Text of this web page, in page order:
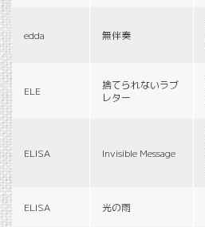
edda 無伴奏
ELE
捨てられないラブ
レター
ELISA Invisible Message
ELISA 光の雨